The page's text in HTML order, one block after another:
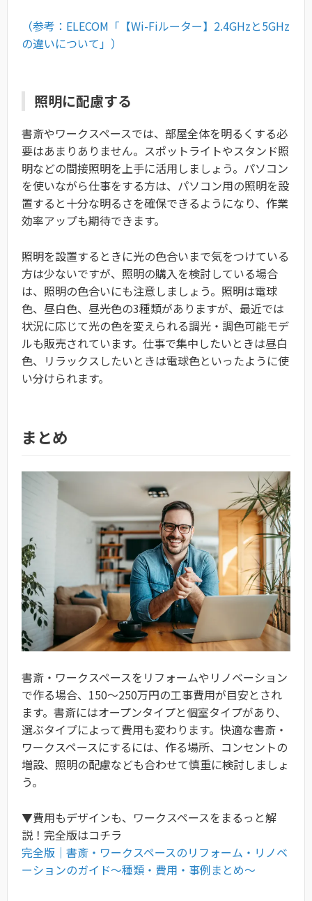
（参考：ELECOM「【Wi-Fiルーター】2.4GHzと5GHz
の違いについて」）
照明に配慮する
書斎やワークスペースでは、部屋全体を明るくする必
要はあまりありません。スポットライトやスタンド照
明などの間接照明を上手に活用しましょう。パソコン
を使いながら仕事をする方は、パソコン用の照明を設
置すると十分な明るさを確保できるようになり、作業
効率アップも期待できます。
照明を設置するときに光の色合いまで気をつけている
方は少ないですが、照明の購入を検討している場合
は、照明の色合いにも注意しましょう。照明は電球
色、昼白色、昼光色の3種類がありますが、最近では
状況に応じて光の色を変えられる調光・調色可能モデ
ルも販売されています。仕事で集中したいときは昼白
色、リラックスしたいときは電球色といったように使
い分けられます。
まとめ
書斎・ワークスペースをリフォームやリノベーション
で作る場合、150～250万円の工事費用が目安とされ
ます。書斎にはオープンタイプと個室タイプがあり、
選ぶタイプによって費用も変わります。快適な書斎・
ワークスペースにするには、作る場所、コンセントの
増設、照明の配慮なども合わせて慎重に検討しましょ
う。
▼費用もデザインも、ワークスペースをまるっと解
説！完全版はコチラ
完全版｜書斎・ワークスペースのリフォーム・リノベ
ーションのガイド〜種類・費用・事例まとめ〜